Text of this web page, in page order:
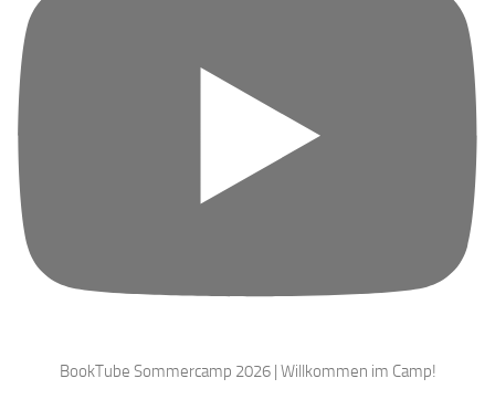
BookTube Sommercamp 2026 | Willkommen im Camp!